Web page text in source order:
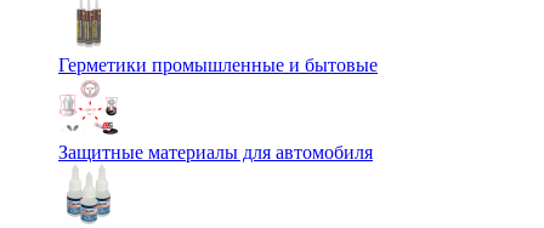
Герметики промышленные и бытовые
Защитные материалы для автомобиля